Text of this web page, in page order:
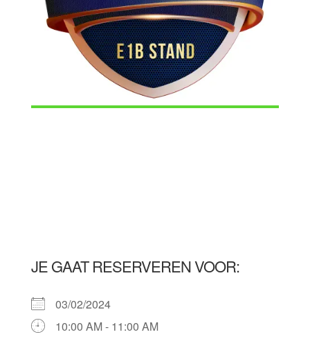
JE GAAT RESERVEREN VOOR:
03/02/2024
10:00 AM - 11:00 AM